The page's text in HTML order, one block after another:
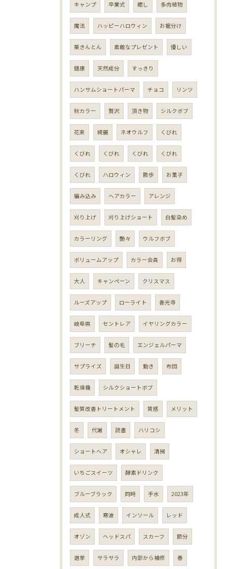
キャンプ 卒業式 癒し 多肉植物
魔法 ハッピーハロウィン お裾分け
栗きんとん 素敵なプレゼント 優しい
健康 天然成分 すっきり
ハンサムショートパーマ チョコ リンツ
秋カラー 贅沢 頂き物 シルクボブ
花束 綺麗 ネオウルフ くびれ
くびれ くびれ くびれ くびれ
くびれ ハロウィン 散歩 お菓子
編み込み ヘアカラー アレンジ
刈り上げ 刈り上げショート 白髪染め
カラーリング 艶々 ウルフボブ
ボリュームアップ カラー会員 お得
大人 キャンペーン クリスマス
ルーズアップ ローライト 善光寺
岐阜県 セントレア イヤリングカラー
ブリーチ 髪の毛 エンジェルパーマ
サプライズ 誕生日 動き 布団
乾燥機 シルクショートボブ
髪質改善トリートメント 質感 メリット
冬 代謝 読書 ハリコシ
ショートヘア オシャレ 清掃
いちごスイーツ 酵素ドリンク
ブルーブラック 同時 手水 2023年
成人式 寒波 インソール レッド
オゾン ヘッドスパ スカーフ 節分
選挙 サラサラ 内部から補修 春